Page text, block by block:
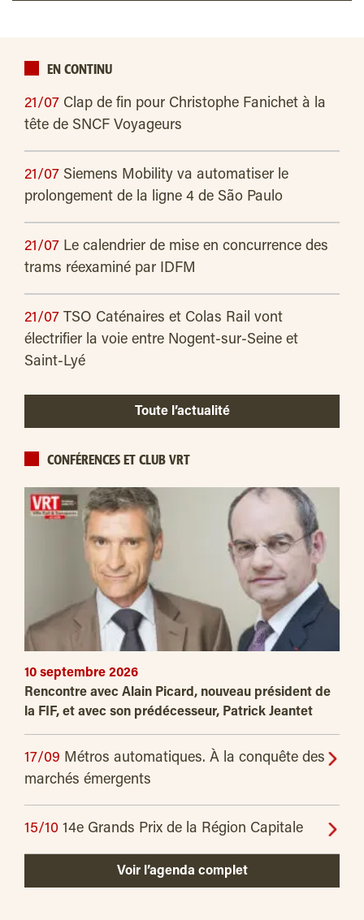
EN CONTINU
21/07 Clap de fin pour Christophe Fanichet à la
tête de SNCF Voyageurs
21/07 Siemens Mobility va automatiser le
prolongement de la ligne 4 de São Paulo
21/07 Le calendrier de mise en concurrence des
trams réexaminé par IDFM
21/07 TSO Caténaires et Colas Rail vont
électrifier la voie entre Nogent-sur-Seine et
Saint-Lyé
Toute l’actualité
CONFÉRENCES ET CLUB VRT
10 septembre 2026
Rencontre avec Alain Picard, nouveau président de
la FIF, et avec son prédécesseur, Patrick Jeantet
17/09 Métros automatiques. À la conquête des
marchés émergents
15/10 14e Grands Prix de la Région Capitale
Voir l’agenda complet